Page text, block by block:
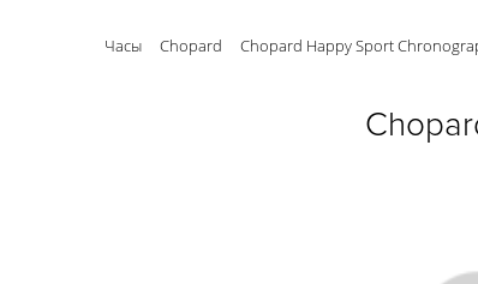
Часы Chopard Chopard Happy Sport